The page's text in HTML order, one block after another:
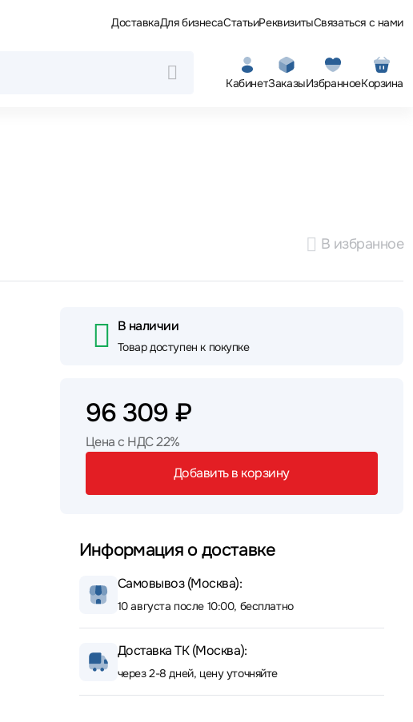
ДоставкаДля бизнесаСтатьиРеквизитыСвязаться с нами
КабинетЗаказыИзбранноеКорзина
В избранное
В наличии
Товар доступен к покупке
96 309 ₽
Цена с НДС 22%
Добавить в корзину
Информация о доставке
Самовывоз (Москва):
10 августа после 10:00, бесплатно
Доставка ТК (Москва):
через 2-8 дней, цену уточняйте